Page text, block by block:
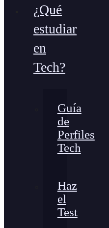
¿Qué
estudiar
en
Tech?
Guía
de
Perfiles
Tech
Haz
el
Test